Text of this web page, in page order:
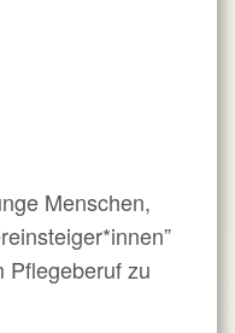
Menschen,
Pflegeberuf zu